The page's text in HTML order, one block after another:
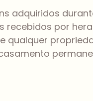
adquiridos
recebidos por
qualquer